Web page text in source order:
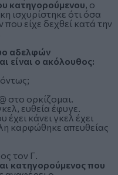
κατηγορούμενου, ο
ισχυρίστηκε ότι όσα
είχε δεχθεί κατά την
αδελφών
είναι ο ακόλουθος:
στο ορκίζομαι.
ευθεία έφυγε.
κάνει γκελ έχει
καρφώθηκε απευθείας
τον Γ.
κατηγορούμενος που